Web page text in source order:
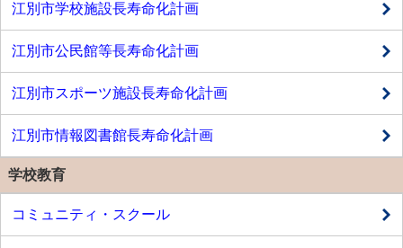
江別市学校施設長寿命化計画
江別市公民館等長寿命化計画
江別市スポーツ施設長寿命化計画
江別市情報図書館長寿命化計画
学校教育
コミュニティ・スクール